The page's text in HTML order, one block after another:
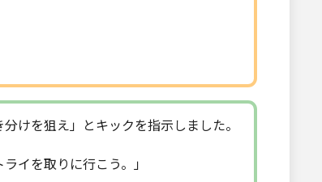
けを狙え」とキックを指示しました。
イを取りに行こう。」